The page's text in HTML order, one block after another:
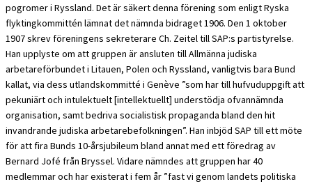
pogromer i Ryssland. Det är säkert denna förening som enligt Ryska
flyktingkommittén lämnat det nämnda bidraget 1906. Den 1 oktober
1907 skrev föreningens sekreterare Ch. Zeitel till SAP:s partistyrelse.
Han upplyste om att gruppen är ansluten till Allmänna judiska
arbetareförbundet i Litauen, Polen och Ryssland, vanligtvis bara Bund
kallat, via dess utlandskommitté i Genève ”som har till hufvuduppgift att
pekuniärt och intulektuelt [intellektuellt] understödja ofvannämnda
organisation, samt bedriva socialistisk propaganda bland den hit
invandrande judiska arbetarebefolkningen”. Han inbjöd SAP till ett möte
för att fira Bunds 10-årsjubileum bland annat med ett föredrag av
Bernard Jofé från Bryssel. Vidare nämndes att gruppen har 40
medlemmar och har existerat i fem år ”fast vi genom landets politiska